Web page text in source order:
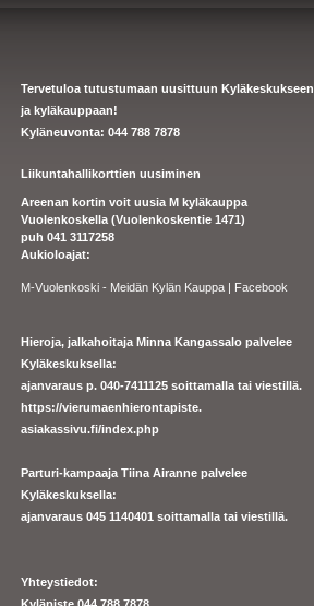
Tervetuloa tutustumaan uusittuun Kyläkeskukseen
ja kyläkauppaan!
Kyläneuvonta: 044 788 7878
Liikuntahallikorttien uusiminen
Areenan kortin voit uusia M kyläkauppa
Vuolenkoskella (Vuolenkoskentie 1471)
puh 041 3117258
Aukioloajat:
M-Vuolenkoski - Meidän Kylän Kauppa | Facebook
Hieroja, jalkahoitaja Minna Kangassalo palvelee
Kyläkeskuksella:
ajanvaraus p. 040-7411125 soittamalla tai viestillä.
https://vierumaenhierontapiste.
asiakassivu.fi/index.php
Parturi-kampaaja Tiina Airanne palvelee
Kyläkeskuksella:
ajanvaraus 045 1140401 soittamalla tai viestillä.
Yhteystiedot: